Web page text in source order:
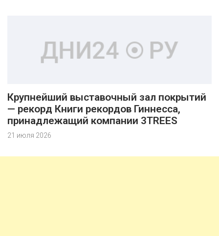
Крупнейший выставочный зал покрытий
— рекорд Книги рекордов Гиннесса,
принадлежащий компании 3TREES
21 июля 2026